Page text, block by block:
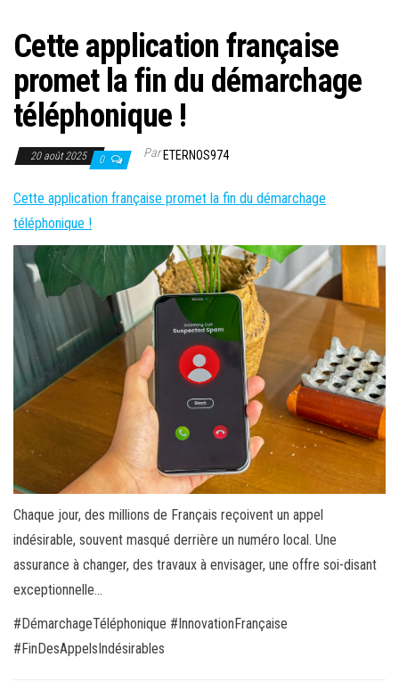
Cette application française
promet la fin du démarchage
téléphonique !
20 août 2025 0 ParETERNOS974
Cette application française promet la fin du démarchage
téléphonique !
Chaque jour, des millions de Français reçoivent un appel
indésirable, souvent masqué derrière un numéro local. Une
assurance à changer, des travaux à envisager, une offre soi-disant
exceptionnelle…
#DémarchageTéléphonique #InnovationFrançaise
#FinDesAppelsIndésirables